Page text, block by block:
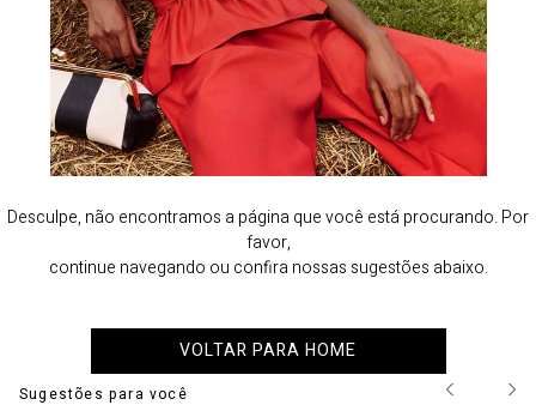
Desculpe, não encontramos a página que você está procurando. Por
favor,
continue navegando ou confira nossas sugestões abaixo.
VOLTAR PARA HOME
Sugestões para você